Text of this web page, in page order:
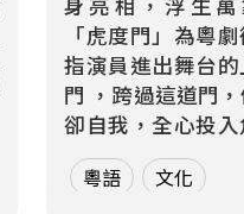
「虎度門」為粵
指演員進出舞台
門 ，跨過這道門
卻自我，全心投
而在現實生活中
也都在跨越那道
粵語 文化